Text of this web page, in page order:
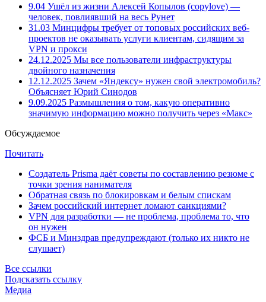
9.04 Ушёл из жизни Алексей Копылов (copylove) —
человек, повлиявший на весь Рунет
31.03 Минцифры требует от топовых российских веб-
проектов не оказывать услуги клиентам, сидящим за
VPN и прокси
24.12.2025 Мы все пользователи инфраструктуры
двойного назначения
12.12.2025 Зачем «Яндексу» нужен свой электромобиль?
Объясняет Юрий Синодов
9.09.2025 Размышления о том, какую оперативно
значимую информацию можно получить через «Макс»
Обсуждаемое
Почитать
Создатель Prisma даёт советы по составлению резюме с
точки зрения нанимателя
Обратная связь по блокировкам и белым спискам
Зачем российский интернет ломают санкциями?
VPN для разработки — не проблема, проблема то, что
он нужен
ФСБ и Минздрав предупреждают (только их никто не
слушает)
Все ссылки
Подсказать ссылку
Медиа